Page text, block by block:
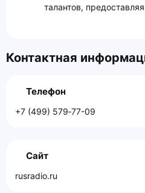
талантов,
Контактная
Телефон
+7 (499) 579‑77-09
Сайт
rusradio.ru